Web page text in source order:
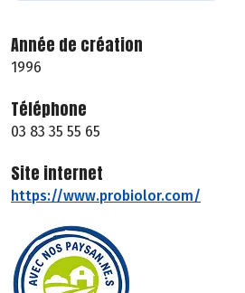
Année de création
1996
Téléphone
03 83 35 55 65
Site internet
https://www.probiolor.com/